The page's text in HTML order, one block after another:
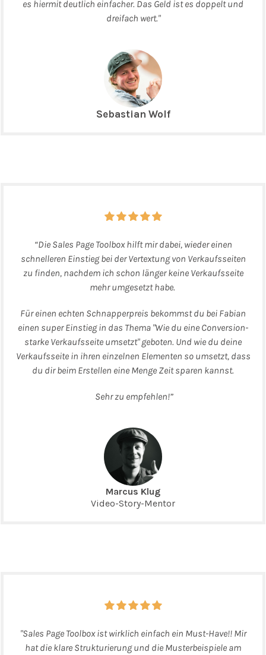
es hiermit deutlich einfacher. Das Geld ist es doppelt und
dreifach wert."
Sebastian Wolf
“Die Sales Page Toolbox hilft mir dabei, wieder einen
schnelleren Einstieg bei der Vertextung von Verkaufsseiten
zu finden, nachdem ich schon länger keine Verkaufsseite
mehr umgesetzt habe.
Für einen echten Schnapperpreis bekommst du bei Fabian
einen super Einstieg in das Thema "Wie du eine Conversion-
starke Verkaufsseite umsetzt" geboten. Und wie du deine
Verkaufsseite in ihren einzelnen Elementen so umsetzt, dass
du dir beim Erstellen eine Menge Zeit sparen kannst.
Sehr zu empfehlen!”
Marcus Klug
Video-Story-Mentor
"Sales Page Toolbox ist wirklich einfach ein Must-Have!! Mir
hat die klare Strukturierung und die Musterbeispiele am